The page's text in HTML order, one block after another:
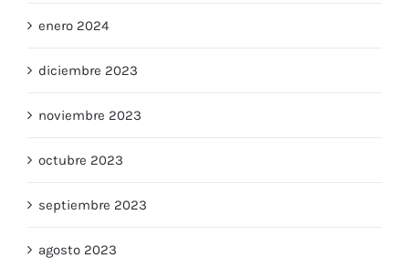
enero 2024
diciembre 2023
noviembre 2023
octubre 2023
septiembre 2023
agosto 2023